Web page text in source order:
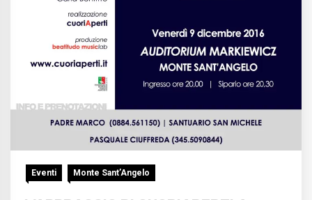
Eventi Monte Sant’Angelo